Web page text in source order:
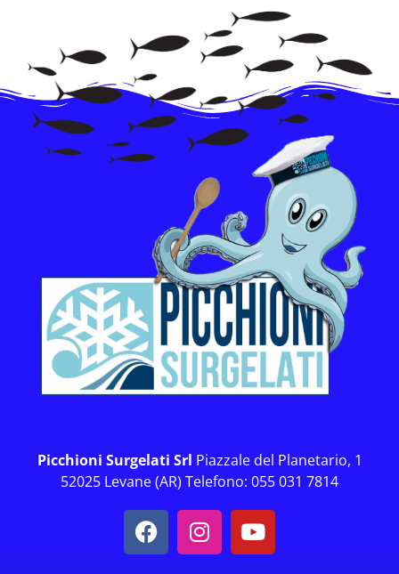
Picchioni Surgelati Srl Piazzale del Planetario, 1
52025 Levane (AR) Telefono: 055 031 7814